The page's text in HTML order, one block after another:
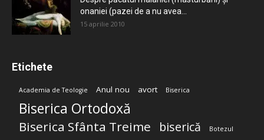
onaniei (pazei de a nu avea...
15 aprilie 2010
Etichete
Academia de Teologie Anul nou avort Biserica
Biserica Ortodoxă
Biserica Sfânta Treime biserică Botezul